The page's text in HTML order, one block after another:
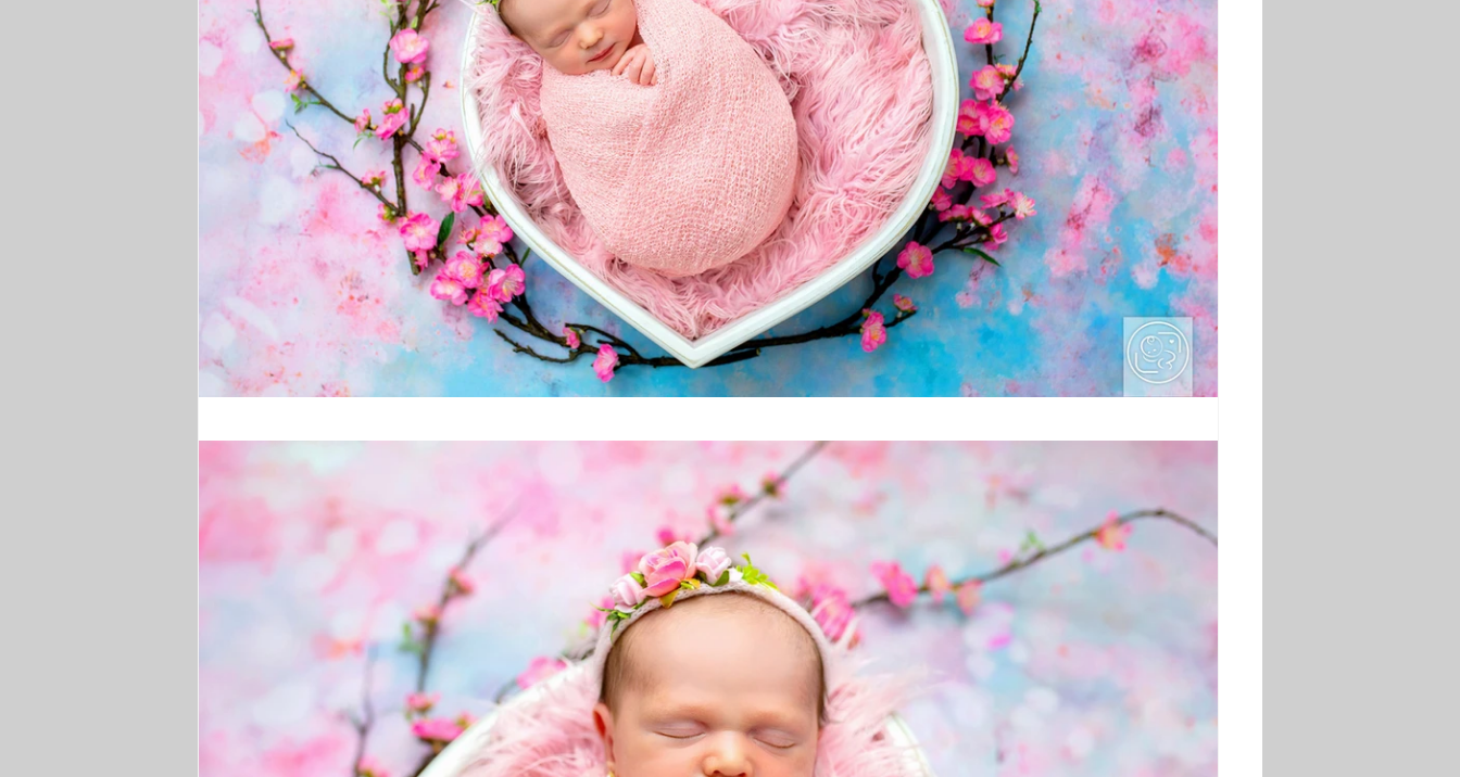
Tags: mundo novo fotografia, mundo novo, mundo novo newborn, mundo novo caxias do
sul,
mundo novo serra gaúcha, newborn, newborn caxias, newborn caxias do sul, new born, new
born caxias do sul, newborn são marcos, newborn farroupilha, newborn bento gonçalves,
newborn nova petrópolis, newborn gramado, newborn farroupilha, newborn flores da cunha,
newborn vacaria, newborn antonio prado, newborn garibaldi, newborn serra gaúcha, serra
gaúcha, fotografia recém-nascido, recém-nascido caxias do sul, fotografia caxias do sul,
fotógrafo caxias do sul, estúdio caxias do sul, studio caxias, gestante caxias do sul,
foto de gestante caxias, grávida caxias do sul, gestantes serra gaúcha, bebês caxias do
sul, ensaio recem nascido, bebes caxias do sul, workshop newborn, workshop mundo do
newborn, mundo do newborn, fotografia infantil caxias do sul, fotografo serra gaucha,
estudio fotografico caxias do sul, abfrn, associado abfrn. associação brasileira de
recém-nascidos, newborn arco iris, bebe arco iris, newborn responsável eu faço,
fotografia recém-nascido serra gaúcha, gustavo scain zardo, cláudia magrin, revista
requinte kids e teen, revista requinte, revista afrodite, revista fhox, maternidade
caxias do sul, berçário caxias do sul, ala materno infatil unimed caxias do sul,
berçário unimed caxias, berçário pompéia, smash cake caxias, ensaio smash cake, ensaio
cake smash, smash fruit, ensaio smash fruit, ensaio gestante caxias, chateau lacave
caxias, foto de acompanhamento, ideia de fotografia mensal, ensaio de família, foto em
família, aniversário infantil caxias do sul, foto de aniversário.